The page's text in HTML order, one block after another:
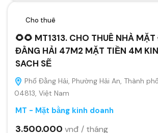
Cho thuê
🌻🌻 MT1313. CHO THUÊ NHÀ
ĐẰNG HẢI 47M2 MẶT TIỀN 4M
SACH SẼ
Phố Đằng Hải, Phường Hải An, Thành
04813, Việt Nam
MT - Mặt bằng kinh doanh
3.500.000 vnđ / tháng